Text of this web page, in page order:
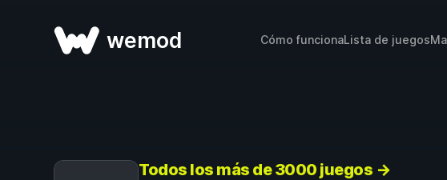
wemod Cómo funcionaLista de juegos
Todos los más de 3000 juegos →